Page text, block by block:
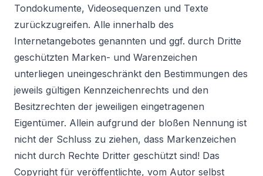
Tondokumente, Videosequenzen und Texte
zurückzugreifen. Alle innerhalb des
Internetangebotes genannten und ggf. durch Dritte
geschützten Marken- und Warenzeichen
unterliegen uneingeschränkt den Bestimmungen des
jeweils gültigen Kennzeichenrechts und den
Besitzrechten der jeweiligen eingetragenen
Eigentümer. Allein aufgrund der bloßen Nennung ist
nicht der Schluss zu ziehen, dass Markenzeichen
nicht durch Rechte Dritter geschützt sind! Das
Copyright für veröffentlichte, vom Autor selbst